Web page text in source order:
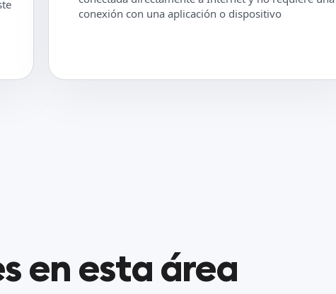
conexión con una aplicación o dispositivo
en esta área